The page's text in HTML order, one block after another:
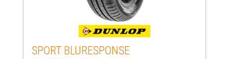
SPORT BLURESPONSE